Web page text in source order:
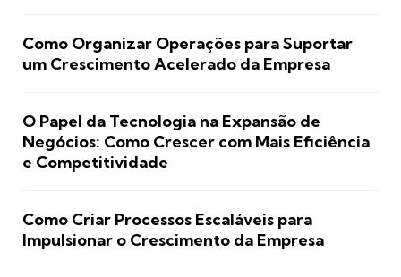
Como Organizar Operações para Suportar
um Crescimento Acelerado da Empresa
O Papel da Tecnologia na Expansão de
Negócios: Como Crescer com Mais Eficiência
e Competitividade
Como Criar Processos Escaláveis para
Impulsionar o Crescimento da Empresa